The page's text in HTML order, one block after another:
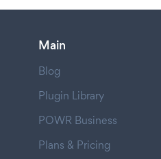
Main
Blog
Plugin Library
POWR Business
Plans & Pricing